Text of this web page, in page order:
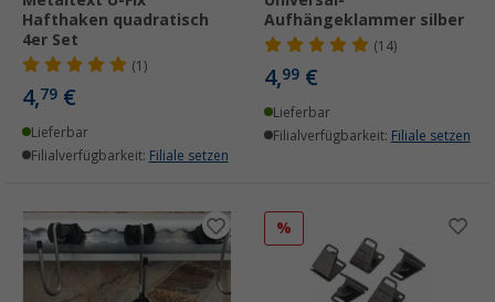
Hafthaken quadratisch
4er Set
(1)
4,79 €
Lieferbar
Filialverfügbarkeit: Filiale setzen
Aufhängeklammer silber
(14)
4,99 €
Lieferbar
Filialverfügbarkeit: Filiale setzen
%